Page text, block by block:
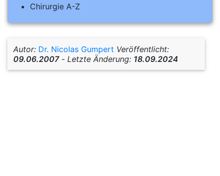
Chirurgie A-Z
Autor: Dr. Nicolas Gumpert Veröffentlicht:
09.06.2007- Letzte Änderung: 18.09.2024